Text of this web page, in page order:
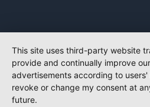
This site uses third-party website
provide and continually improve
advertisements according to
revoke or change my consent at
future.